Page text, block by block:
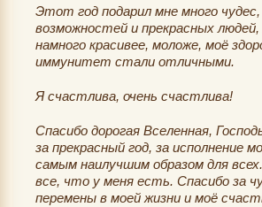
Этот год подарил мне много
возможностей и прекрасных
намного красивее, моложе, моё
иммунитет стали отличными.
Я счастлива, очень счастлива!
Спасибо дорогая Вселенная,
за прекрасный год, за исполнение
самым наилучшим образом для
все, что у меня есть. Спасибо за
перемены в моей жизни и моё